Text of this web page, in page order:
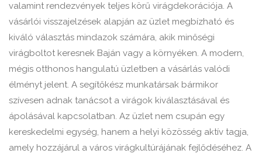
valamint rendezvények teljes körű virágdekorációja. A
vásárlói visszajelzések alapján az üzlet megbízható és
kiváló választás mindazok számára, akik minőségi
virágboltot keresnek Baján vagy a környéken. A modern,
mégis otthonos hangulatú üzletben a vásárlás valódi
élményt jelent. A segítőkész munkatársak bármikor
szívesen adnak tanácsot a virágok kiválasztásával és
ápolásával kapcsolatban. Az üzlet nem csupán egy
kereskedelmi egység, hanem a helyi közösség aktív tagja,
amely hozzájárul a város virágkultúrájának fejlődéséhez. A